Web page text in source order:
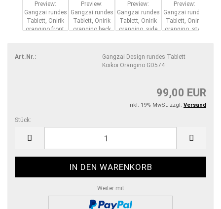
Art.Nr.:
Gangzai Design rundes Tablett
Koikoi Orangino GD574
99,00 EUR
inkl. 19% MwSt. zzgl. Versand
Stück:
Weiter mit